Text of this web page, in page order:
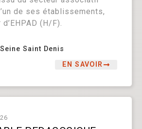
de ses établissements,
(H/F).
Saint Denis
EN SAVOIR